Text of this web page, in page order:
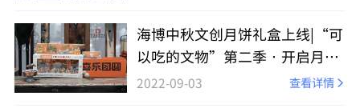
海博中秋文创月饼礼盒上线|“可
以吃的文物”第二季•开启月宝
盲盒吧！
2022-09-03 查看详情